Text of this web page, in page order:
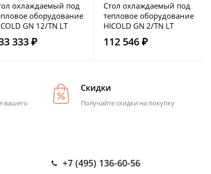
охлаждаемый под
оборудование
GN 12/TN LT
333 ₽
Стол охлаждаемый под
тепловое оборудование
HICOLD GN 2/TN LT
112 546 ₽
вашего
Скидки
Получайте скидки на покупку
+7 (495) 136-60-56